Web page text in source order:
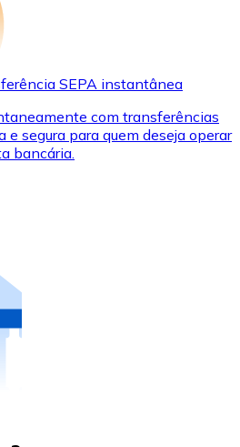
SEPA instantânea
com transferências
e segura para quem deseja operar
bancária.